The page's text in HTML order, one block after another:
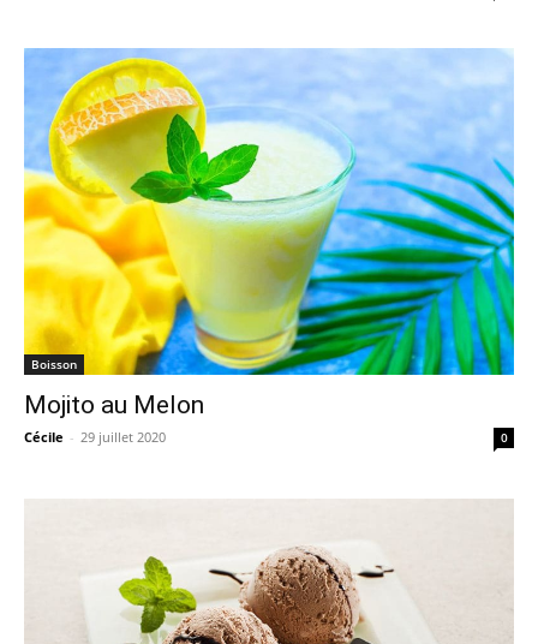
Boisson
Mojito au Melon
Cécile - 29 juillet 2020 0